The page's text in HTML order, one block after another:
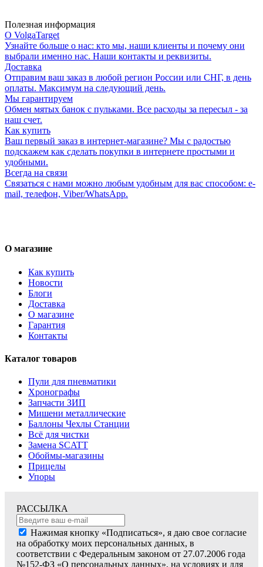
Полезная информация
О VolgaTarget
Узнайте больше о нас: кто мы, наши клиенты и почему они
выбрали именно нас. Наши контакты и реквизиты.
Доставка
Отправим ваш заказ в любой регион России или СНГ, в день
оплаты. Максимум на следующий день.
Мы гарантируем
Обмен мятых банок с пульками. Все расходы за пересыл - за
наш счет.
Как купить
Ваш первый заказ в интернет-магазине? Мы с радостью
подскажем как сделать покупки в интернете простыми и
удобными.
Всегда на связи
Связаться с нами можно любым удобным для вас способом: e-
mail, телефон, Viber/WhatsApp.
О магазине
Как купить
Новости
Блоги
Доставка
О магазине
Гарантия
Контакты
Каталог товаров
Пули для пневматики
Хронографы
Запчасти ЗИП
Мишени металлические
Баллоны Чехлы Станции
Всё для чистки
Замена SCATT
Обоймы-магазины
Прицелы
Упоры
РАССЫЛКА
Нажимая кнопку «Подписаться», я даю свое согласие
на обработку моих персональных данных, в
соответствии с Федеральным законом от 27.07.2006 года
№152-ФЗ «О персональных данных», на условиях и для